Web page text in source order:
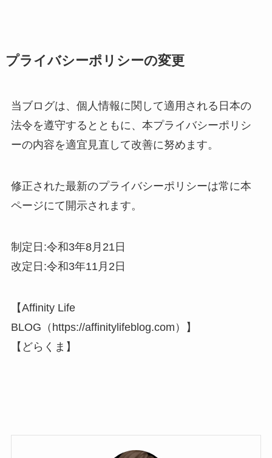
プライバシーポリシーの変更
当ブログは、個人情報に関して適用される日本の
法令を遵守するとともに、本プライバシーポリシ
ーの内容を適宜見直して改善に努めます。
修正された最新のプライバシーポリシーは常に本
ページにて開示されます。
制定日:令和3年8月21日
改定日:令和3年11月2日
【Affinity Life
BLOG（https://affinitylifeblog.com）】
【どらくま】